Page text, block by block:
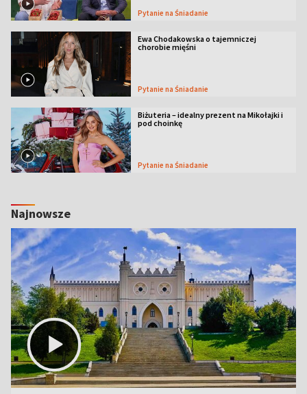
Pytanie na Śniadanie
Ewa Chodakowska o tajemniczej
chorobie mięśni
Pytanie na Śniadanie
Biżuteria – idealny prezent na Mikołajki i
pod choinkę
Pytanie na Śniadanie
Najnowsze